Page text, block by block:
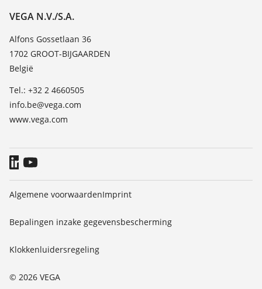
Bestendigheidslijst
TeamViewer
Over VEGA
Contact
Nieuws
Persberichten
Blog
VEGA N.V./S.A.
Alfons Gossetlaan 36
1702 GROOT-BIJGAARDEN
België
Tel.: +32 2 4660505
info.be@vega.com
www.vega.com
© 2026 VEGA
Algemene voorwaardenImprint
Bepalingen inzake gegevensbescherming
Klokkenluidersregeling